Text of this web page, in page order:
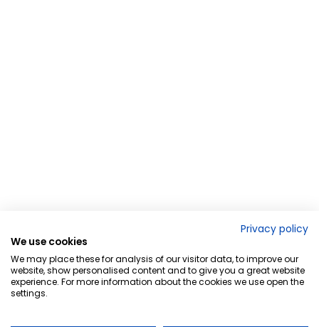
Privacy policy
We use cookies
We may place these for analysis of our visitor data, to improve our
website, show personalised content and to give you a great website
experience. For more information about the cookies we use open the
settings.